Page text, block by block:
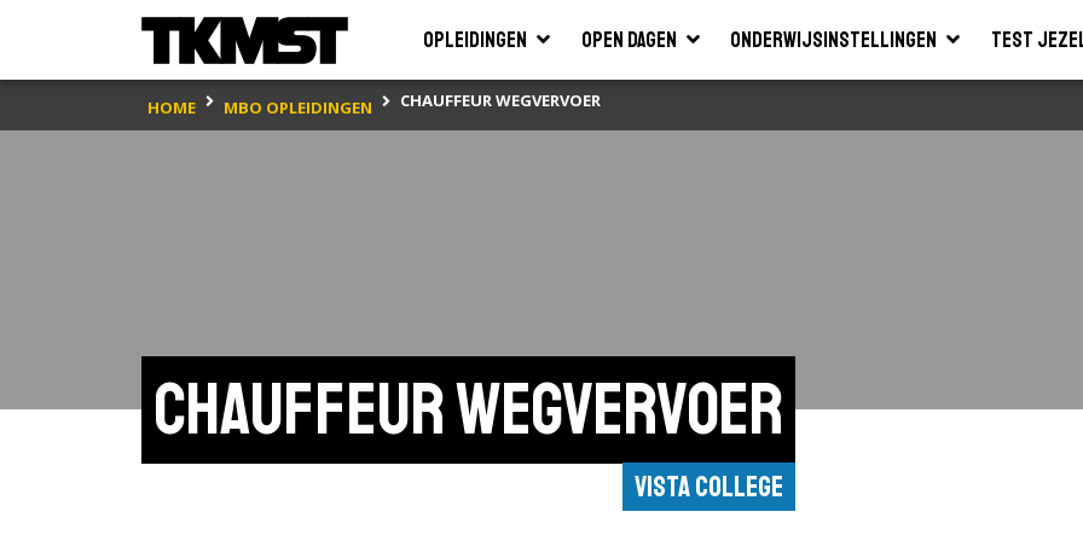
Opleidingen Open dagen Onderwijsinstellingen Test
HOME MBO OPLEIDINGEN CHAUFFEUR WEGVERVOER
Chauffeur wegvervoer
VISTA College